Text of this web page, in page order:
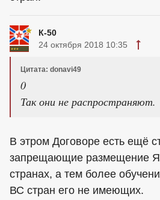
К-50
24 октября 2018 10:35
Цитата: donavi49
0
Так они не распространяют.
В этром Договоре есть ещё
запрещающие размещение
странах, а тем более
ВС стран его не имеющих.